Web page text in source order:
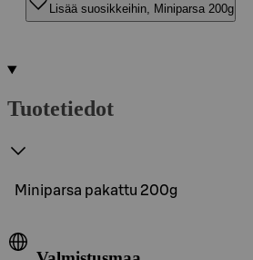
Lisää suosikkeihin, Miniparsa 200g
Tuotetiedot
Miniparsa pakattu 200g